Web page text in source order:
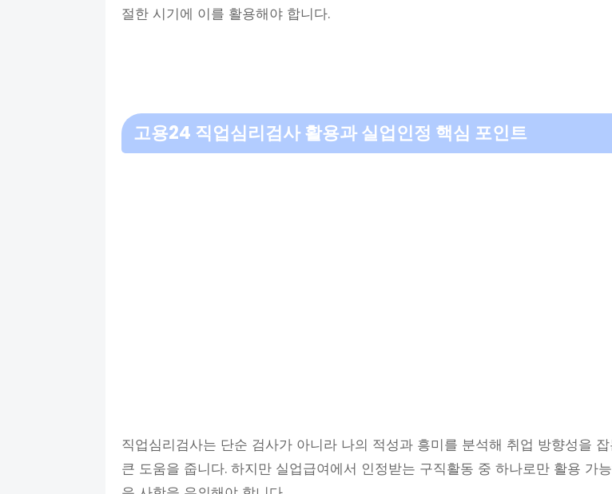
절한 시기에 이를 활용해야 합니다.
고용24 직업심리검사 활용과 실업인정 핵심 포인트
직업심리검사는 단순 검사가 아니라 나의 적성과 흥미를 분석해 취업 방향성을
큰 도움을 줍니다. 하지만 실업급여에서 인정받는 구직활동 중 하나로만 활용 가